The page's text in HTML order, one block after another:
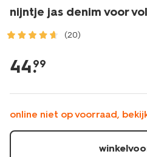
nijntje jas denim voor
(20)
colberts/nijntje-
jas-
voor-
volwassenen-
xl-
44.
99
online niet op voorraad,